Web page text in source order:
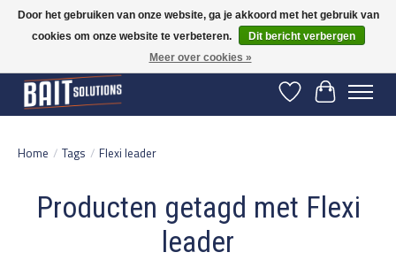
Gratis verzending vanaf 50 euro binnen NL | Op voorraad binnen 2-5 werkdagen
verzonden | België vanaf 70 euro gratis verzonden
Verlanglijst
Home / Tags / Flexi leader
Producten getagd met Flexi
leader
Door het gebruiken van onze website, ga je akkoord met het gebruik van
cookies om onze website te verbeteren.
Dit bericht verbergen
Meer over cookies »